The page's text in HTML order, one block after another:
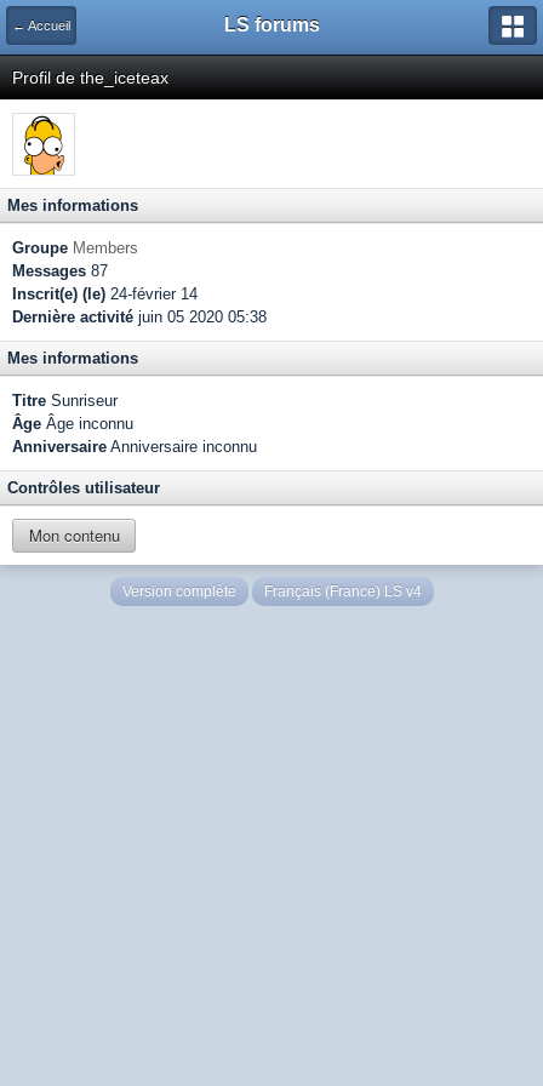
← Accueil LS forums
Profil de the_iceteax
Mes informations
Groupe Members
Messages 87
Inscrit(e) (le) 24-février 14
Dernière activité juin 05 2020 05:38
Mes informations
Titre Sunriseur
Âge Âge inconnu
Anniversaire Anniversaire inconnu
Contrôles utilisateur
Mon contenu
Version complète Français (France) LS v4